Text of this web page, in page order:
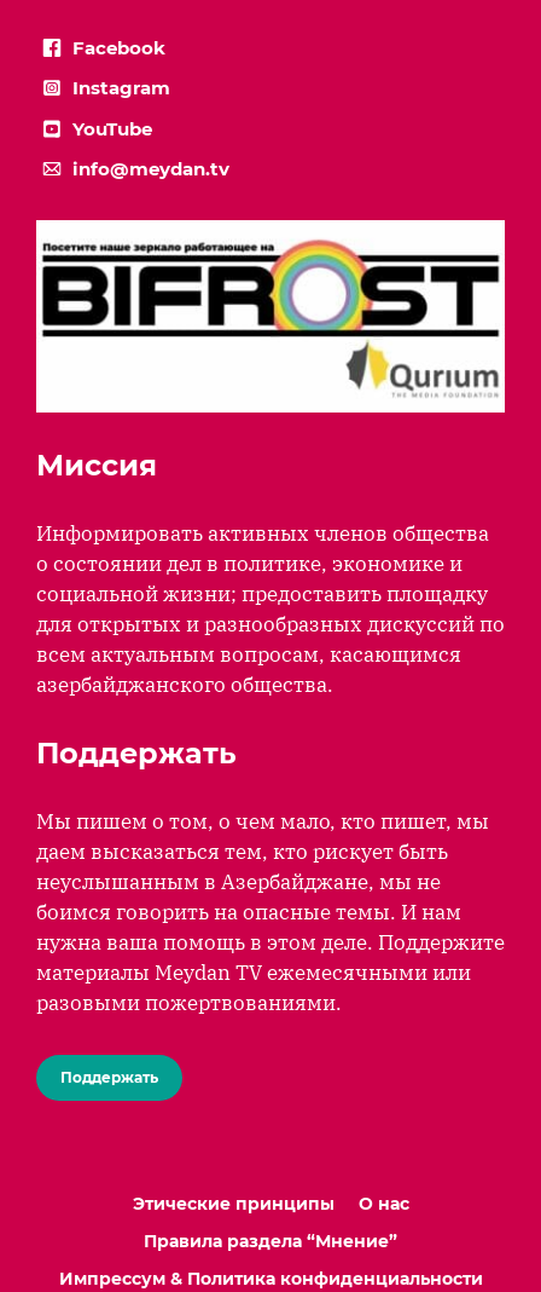
Facebook
Instagram
YouTube
info@meydan.tv
Миссия
Информировать активных членов общества
о состоянии дел в политике, экономике и
социальной жизни; предоставить площадку
для открытых и разнообразных дискуссий по
всем актуальным вопросам, касающимся
азербайджанского общества.
Поддержать
Мы пишем о том, о чем мало, кто пишет, мы
даем высказаться тем, кто рискует быть
неуслышанным в Азербайджане, мы не
боимся говорить на опасные темы. И нам
нужна ваша помощь в этом деле. Поддержите
материалы Meydan TV ежемесячными или
разовыми пожертвованиями.
Поддержать
Этические принципы
О нас
Правила раздела “Мнение”
Импрессум & Политика конфиденциальности